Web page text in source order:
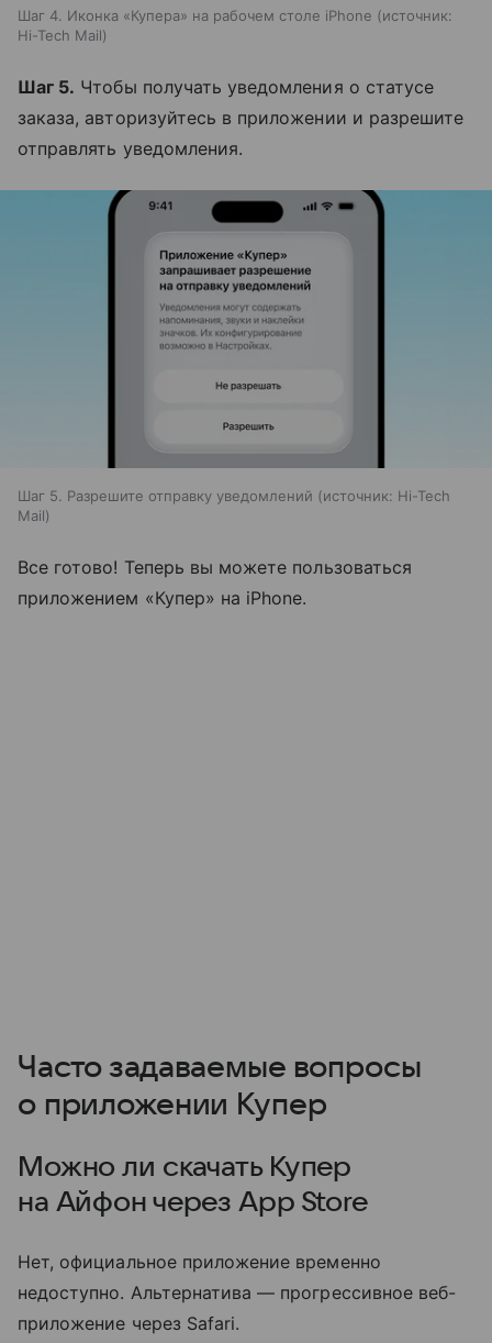
Шаг 4. Иконка «Купера» на рабочем столе iPhone
источник:
Hi-Tech Mail
Шаг 5. Чтобы получать уведомления о статусе
заказа, авторизуйтесь в приложении и разрешите
отправлять уведомления.
Шаг 5. Разрешите отправку уведомлений источник: Hi-Tech
Mail
Все готово! Теперь вы можете пользоваться
приложением «Купер» на iPhone.
Часто задаваемые вопросы
о приложении Купер
Можно ли скачать Купер
на Айфон через App Store
Нет, официальное приложение временно
недоступно. Альтернатива — прогрессивное веб-
приложение через Safari.